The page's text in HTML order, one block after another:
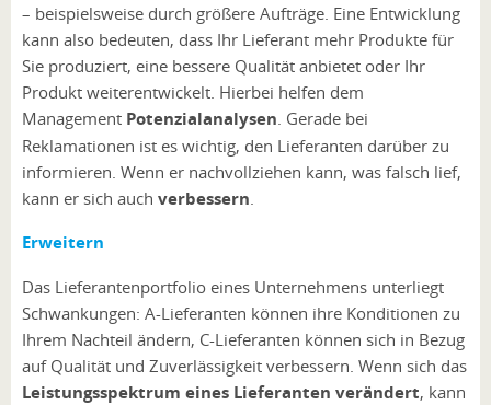
– beispielsweise durch größere Aufträge. Eine Entwicklung
kann also bedeuten, dass Ihr Lieferant mehr Produkte für
Sie produziert, eine bessere Qualität anbietet oder Ihr
Produkt weiterentwickelt. Hierbei helfen dem
Management Potenzialanalysen . Gerade bei
Reklamationen ist es wichtig, den Lieferanten darüber zu
informieren. Wenn er nachvollziehen kann, was falsch lief,
kann er sich auch verbessern
Erweitern
Das Lieferantenportfolio eines Unternehmens unterliegt
Schwankungen: A-Lieferanten können ihre Konditionen zu
Ihrem Nachteil ändern, C-Lieferanten können sich in Bezug
auf Qualität und Zuverlässigkeit verbessern. Wenn sich das
Leistungsspektrum eines Lieferanten verändert, kann